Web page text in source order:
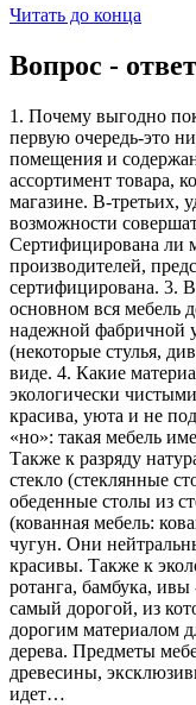
Читать до конца
Вопрос - ответ
1. Почему выгодно
первую очередь-это
помещения и
ассортимент товара,
магазине. В-третьих,
возможности
Сертифицирована ли
производителей,
сертифицирована. 3.
основном вся мебель
надежной фабричной
(некоторые стулья,
виде. 4. Какие
экологически
красива, уюта и не
«но»: такая мебель
Также к разряду
стекло (стеклянные
обеденные столы из
(кованная мебель:
чугун. Они
красивы. Также к
ротанга, бамбука,
самый дорогой, из
дорогим материалом
дерева. Предметы
древесины,
идет…